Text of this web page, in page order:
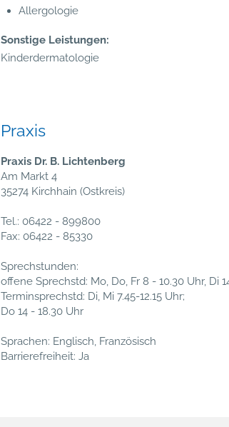
Allergologie
Sonstige Leistungen:
Kinderdermatologie
Praxis
Praxis Dr. B. Lichtenberg
Am Markt 4
35274 Kirchhain (Ostkreis)
Tel.: 06422 - 899800
Fax: 06422 - 85330
Sprechstunden:
offene Sprechstd: Mo, Do, Fr 8 - 10.30 Uhr, Di
Terminsprechstd: Di, Mi 7.45-12.15 Uhr;
Do 14 - 18.30 Uhr
Sprachen: Englisch, Französisch
Barrierefreiheit: Ja